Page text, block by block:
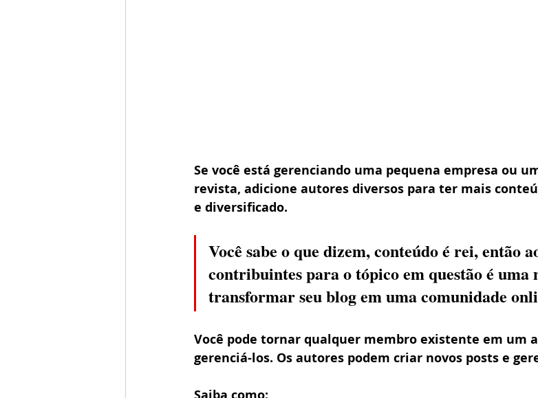
Se você está gerenciando uma pequena empresa ou
revista, adicione autores diversos para ter mais
e diversificado.
Você sabe o que dizem, conteúdo é rei, então
contribuintes para o tópico em questão é uma
transformar seu blog em uma comunidade
Você pode tornar qualquer membro existente em um
gerenciá-los. Os autores podem criar novos posts e